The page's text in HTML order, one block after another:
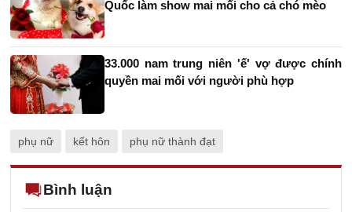
Quốc làm show mai mối cho cả chó mèo
33.000 nam trung niên 'ế' vợ được chính
quyền mai mối với người phù hợp
phụ nữ kết hôn phụ nữ thành đạt
Bình luận